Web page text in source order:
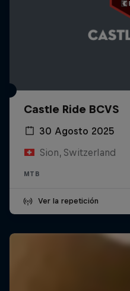
Castle Ride BCVS
30 Agosto 2025
Sion, Switzerland
MTB
Ver la repetición